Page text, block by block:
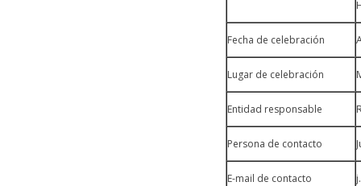
Fecha de celebración
Lugar de celebración
Entidad responsable
Persona de contacto
E-mail de contacto